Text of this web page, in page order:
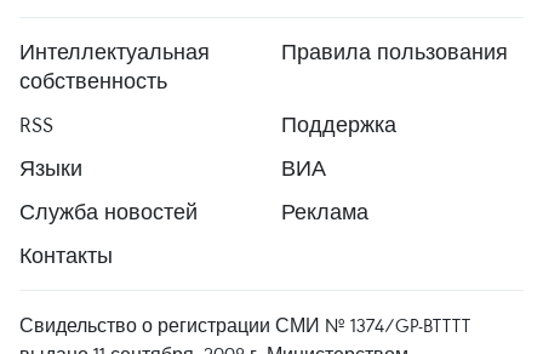
Интеллектуальная
собственность
Правила пользования
RSS
Поддержка
Языки
ВИА
Служба новостей
Реклама
Контакты
Свидельство о регистрации СМИ № 1374/GP-BTTTT